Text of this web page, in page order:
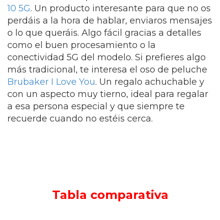
10 5G. Un producto interesante para que no os
perdáis a la hora de hablar, enviaros mensajes
o lo que queráis. Algo fácil gracias a detalles
como el buen procesamiento o la
conectividad 5G del modelo. Si prefieres algo
más tradicional, te interesa el oso de peluche
Brubaker I Love You. Un regalo achuchable y
con un aspecto muy tierno, ideal para regalar
a esa persona especial y que siempre te
recuerde cuando no estéis cerca.
Tabla comparativa